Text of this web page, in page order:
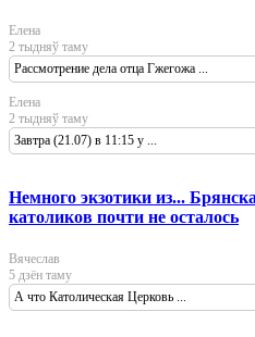
Елена
2 тыдняў таму
Рассмотрение дела отца Гжегожа ...
Елена
2 тыдняў таму
Завтра (21.07) в 11:15 у ...
Немного экзотики из...
католиков почти не осталось
Вячеслав
5 дзён таму
А что Католическая Церковь ...